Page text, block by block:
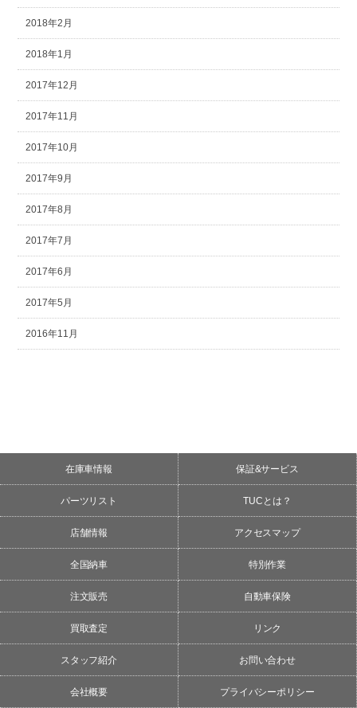
2018年2月
2018年1月
2017年12月
2017年11月
2017年10月
2017年9月
2017年8月
2017年7月
2017年6月
2017年5月
2016年11月
在庫車情報 保証&サービス
パーツリスト TUCとは？
店舗情報 アクセスマップ
全国納車 特別作業
注文販売 自動車保険
買取査定 リンク
スタッフ紹介 お問い合わせ
会社概要 プライバシーポリシー